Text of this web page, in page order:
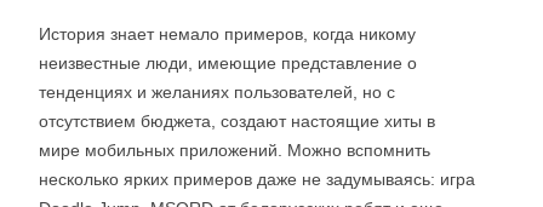
История знает немало примеров, когда никому
неизвестные люди, имеющие представление о
тенденциях и желаниях пользователей, но с
отсутствием бюджета, создают настоящие хиты в
мире мобильных приложений. Можно вспомнить
несколько ярких примеров даже не задумываясь: игра